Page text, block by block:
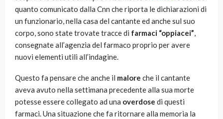
quanto comunicato dalla Cnn che riporta le dichiarazioni di
un funzionario, nella casa del cantante ed anche sul suo
corpo, sono state trovate tracce di farmaci “oppiacei”,
consegnate all’agenzia del farmaco proprio per avere
nuovi elementi utili all’indagine.
Questo fa pensare che anche il malore che il cantante
aveva avuto nella settimana precedente alla sua morte
potesse essere collegato ad una overdose di questi
farmaci. Una situazione che fa ritornare alla memoria la